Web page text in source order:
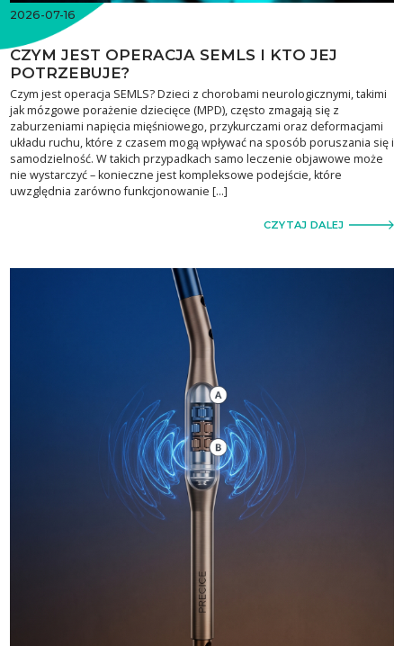
2026-07-16
CZYM JEST OPERACJA SEMLS I KTO JEJ
POTRZEBUJE?
Czym jest operacja SEMLS? Dzieci z chorobami neurologicznymi, takimi
jak mózgowe porażenie dziecięce (MPD), często zmagają się z
zaburzeniami napięcia mięśniowego, przykurczami oraz deformacjami
układu ruchu, które z czasem mogą wpływać na sposób poruszania się i
samodzielność. W takich przypadkach samo leczenie objawowe może
nie wystarczyć – konieczne jest kompleksowe podejście, które
uwzględnia zarówno funkcjonowanie […]
CZYTAJ DALEJ